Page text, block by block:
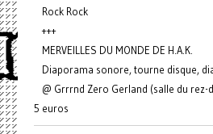
Rock Rock
+++
MERVEILLES DU MONDE DE H.A.K.
Diaporama sonore, tourne disque,
@ Grrrnd Zero Gerland (salle du rez-
5 euros